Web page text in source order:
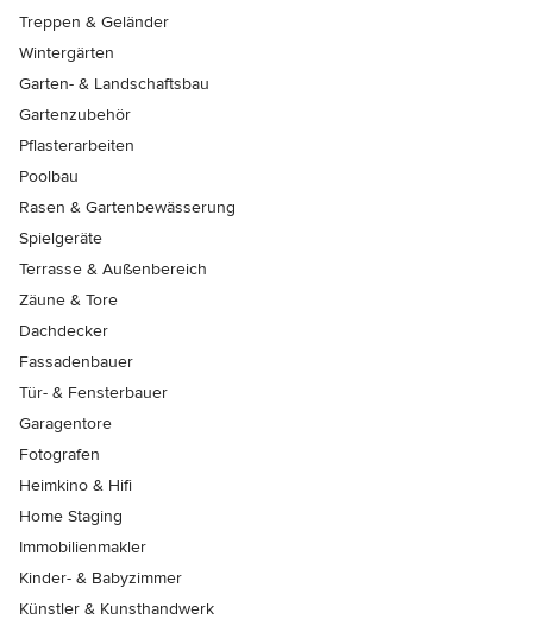
Treppen & Geländer
Wintergärten
Garten- & Landschaftsbau
Gartenzubehör
Pflasterarbeiten
Poolbau
Rasen & Gartenbewässerung
Spielgeräte
Terrasse & Außenbereich
Zäune & Tore
Dachdecker
Fassadenbauer
Tür- & Fensterbauer
Garagentore
Fotografen
Heimkino & Hifi
Home Staging
Immobilienmakler
Kinder- & Babyzimmer
Künstler & Kunsthandwerk